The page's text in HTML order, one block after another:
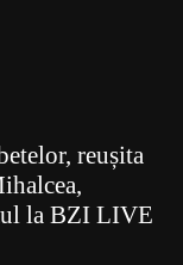
reușita
la BZI LIVE